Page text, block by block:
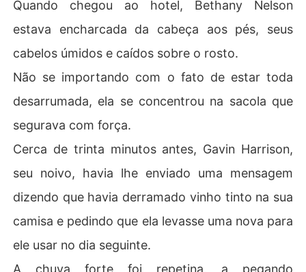
No entanto, quando sua irmã zombou dela por ter sido
arruinada por um estranho, aquele homem disse calma
E quando seu ex-noivo a ameaçou, ele a presenteou co
Quando o contrato estava prestes a terminar, ela prete
ndia ir embora, mas ele a puxou para perto. "Quero que
este contrato nunca termine."
Quando chegou ao hotel, Bethany Nelson
estava encharcada da cabeça aos pés, seus
cabelos úmidos e caídos sobre o rosto.
Não se importando com o fato de estar toda
desarrumada, ela se concentrou na sacola que
segurava com força.
Cerca de trinta minutos antes, Gavin Harrison,
seu noivo, havia lhe enviado uma mensagem
dizendo que havia derramado vinho tinto na sua
camisa e pedindo que ela levasse uma nova para
ele usar no dia seguinte.
A chuva forte foi repetina, a pegando